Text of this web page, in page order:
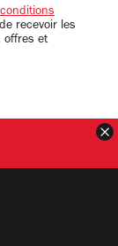
conditions
recevoir les
offres et